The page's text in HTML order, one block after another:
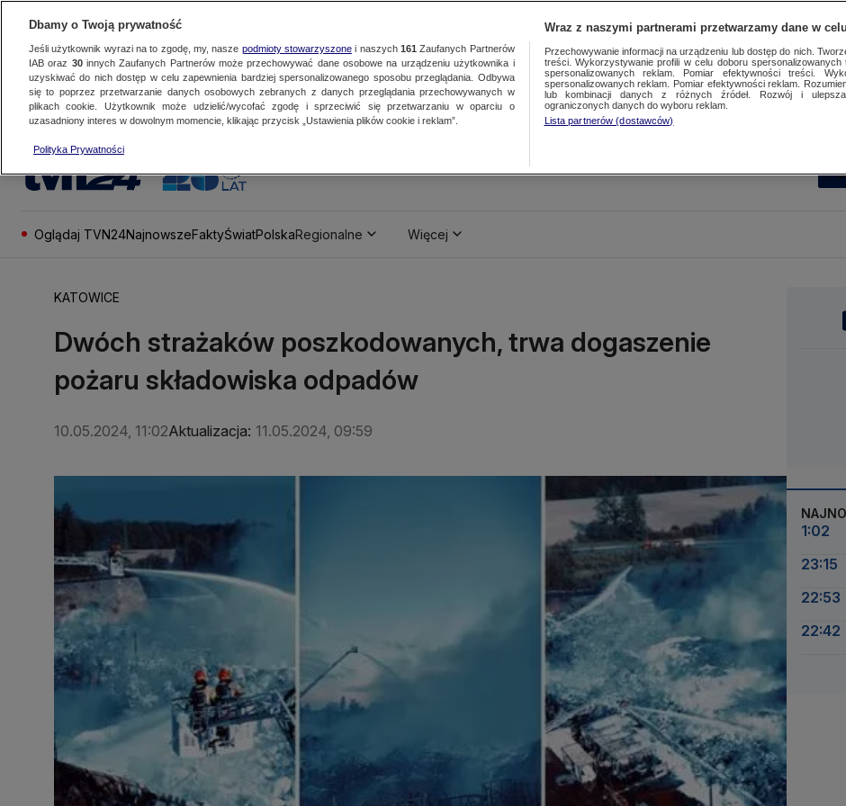
Oglądaj TVN24NajnowszeFaktyŚwiatPolskaRegionalne Więcej
KATOWICE
Dwóch strażaków poszkodowanych, trwa dogaszenie
pożaru składowiska odpadów
10.05.2024, 11:02Aktualizacja: 11.05.2024, 09:59
1:02
23:15
22:53
22:42
Dbamy o Twoją prywatność
Jeśli użytkownik wyrazi na to zgodę, my, nasze podmioty stowarzyszonei naszych 161 Zaufanych Partnerów
IAB oraz 30innych Zaufanych Partnerów może przechowywać dane osobowe na urządzeniu użytkownika i
uzyskiwać do nich dostęp w celu zapewnienia bardziej spersonalizowanego sposobu przeglądania. Odbywa
się to poprzez przetwarzanie danych osobowych zebranych z danych przeglądania przechowywanych w
plikach cookie. Użytkownik może udzielić/wycofać zgodę i sprzeciwić się przetwarzaniu w oparciu o
uzasadniony interes w dowolnym momencie, klikając przycisk „Ustawienia plików cookie i reklam”.
Polityka Prywatności
Wraz z naszymi partnerami przetwarzamy dane w
Przechowywanie informacji na urządzeniu lub dostęp do nich.
treści. Wykorzystywanie profili w celu doboru
spersonalizowanych reklam. Pomiar efektywności treści.
spersonalizowanych reklam. Pomiar efektywności reklam.
lub kombinacji danych z różnych źródeł. Rozwój i
ograniczonych danych do wyboru reklam.
Lista partnerów (dostawców)